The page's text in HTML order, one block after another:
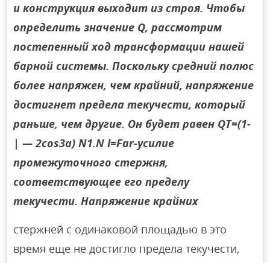
и конструкция выходит из строя. Чтобы
определить значение Q, рассмотрим
постепенный ход трансформации нашей
барной системы. Поскольку средний полюс
более напряжен, чем крайний, напряжение
достигнет предела текучести, который
раньше, чем другие. Он будет равен QT=(1-
| — 2cos3a) N1.N l=Far-усилие
промежуточного стержня,
соответствующее его пределу
текучести. Напряжение крайних
стержней с одинаковой площадью в это
время еще не достигло предела текучести,